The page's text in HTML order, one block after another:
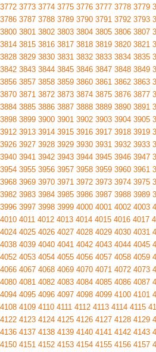
3772 3773 3774 3775 3776 3777 3778 3779
3786 3787 3788 3789 3790 3791 3792 3793
3800 3801 3802 3803 3804 3805 3806 3807
3814 3815 3816 3817 3818 3819 3820 3821
3828 3829 3830 3831 3832 3833 3834 3835
3842 3843 3844 3845 3846 3847 3848 3849
3856 3857 3858 3859 3860 3861 3862 3863
3870 3871 3872 3873 3874 3875 3876 3877
3884 3885 3886 3887 3888 3889 3890 3891
3898 3899 3900 3901 3902 3903 3904 3905
3912 3913 3914 3915 3916 3917 3918 3919
3926 3927 3928 3929 3930 3931 3932 3933
3940 3941 3942 3943 3944 3945 3946 3947
3954 3955 3956 3957 3958 3959 3960 3961
3968 3969 3970 3971 3972 3973 3974 3975
3982 3983 3984 3985 3986 3987 3988 3989
3996 3997 3998 3999 4000 4001 4002 4003
4010 4011 4012 4013 4014 4015 4016 4017
4024 4025 4026 4027 4028 4029 4030 4031
4038 4039 4040 4041 4042 4043 4044 4045
4052 4053 4054 4055 4056 4057 4058 4059
4066 4067 4068 4069 4070 4071 4072 4073
4080 4081 4082 4083 4084 4085 4086 4087
4094 4095 4096 4097 4098 4099 4100 4101
4108 4109 4110 4111 4112 4113 4114 4115
4122 4123 4124 4125 4126 4127 4128 4129
4136 4137 4138 4139 4140 4141 4142 4143
4150 4151 4152 4153 4154 4155 4156 4157